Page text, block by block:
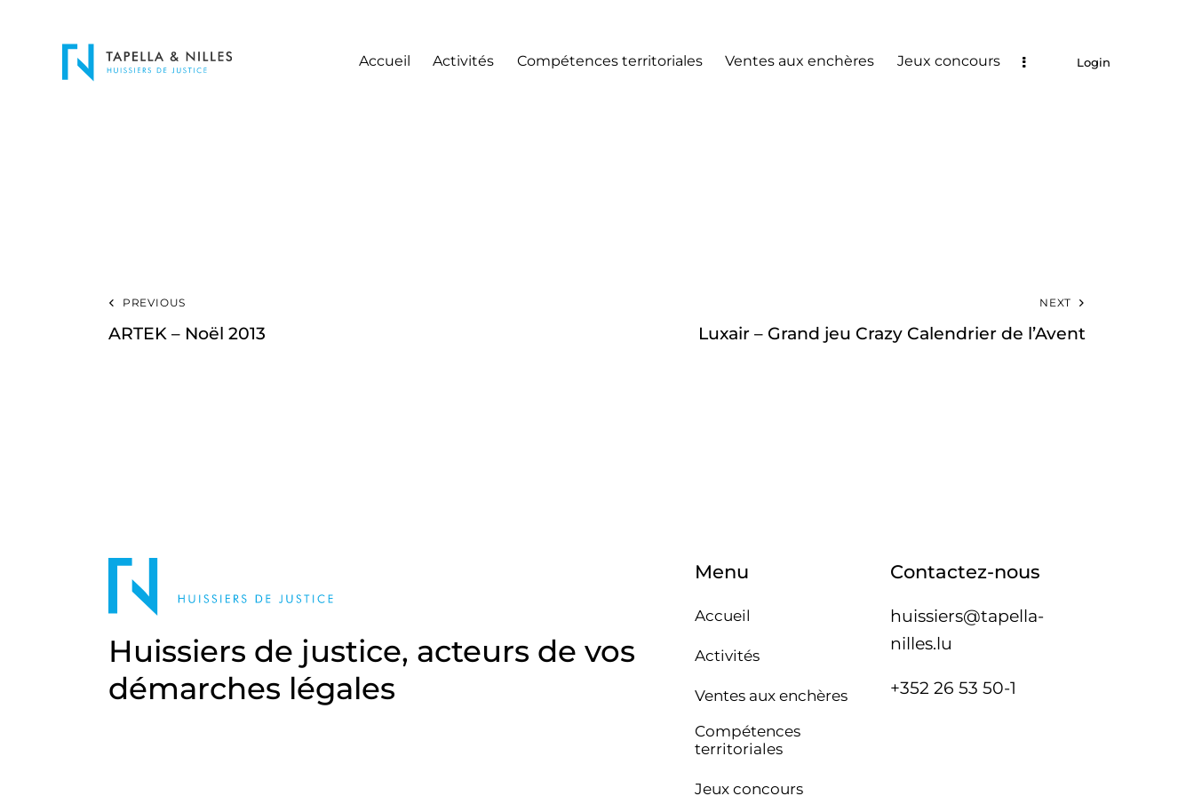
Accueil Activités Compétences territoriales Ventes aux enchères Jeux concours Login
PREVIOUS
ARTEK – Noël 2013
NEXT
Luxair – Grand jeu Crazy Calendrier de l’Avent
Huissiers de justice, acteurs de vos
démarches légales
Menu
Accueil
Activités
Ventes aux enchères
Compétences
territoriales
Jeux concours
Contactez-nous
huissiers@tapella-
nilles.lu
+352 26 53 50-1